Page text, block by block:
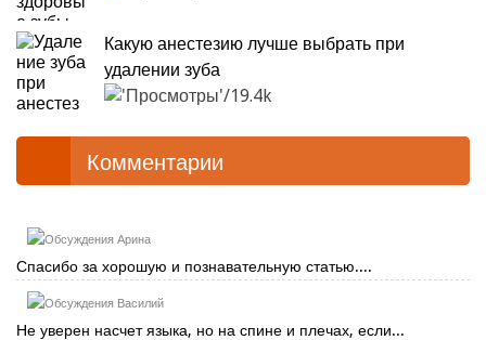
Какую анестезию лучше выбрать при
удалении зуба
19.4k
Комментарии
Арина
Спасибо за хорошую и познавательную статью....
Василий
Не уверен насчет языка, но на спине и плечах, если...